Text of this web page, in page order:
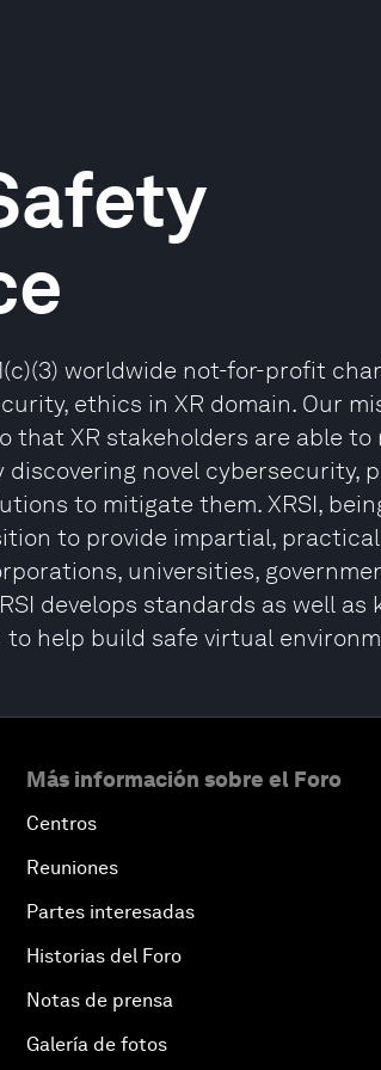
worldwide not-for-profit
ethics in XR domain. Our
that XR stakeholders are able to
discovering novel cybersecurity,
to mitigate them. XRSI,
to provide impartial,
universities,
develops standards as well as
help build safe virtual
Más información sobre el Foro
Centros
Reuniones
Partes interesadas
Historias del Foro
Notas de prensa
Galería de fotos